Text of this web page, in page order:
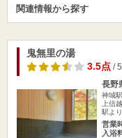
関連情報から探す
鬼無里の湯
3.5点/
長野
神城
上信
駅よ
営業
入浴